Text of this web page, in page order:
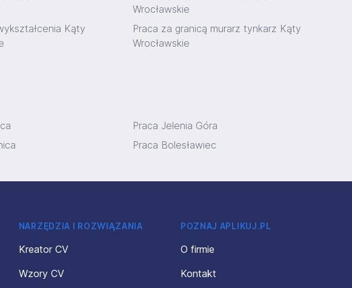
Wrocławskie
Kąty
Praca za granicą murarz tynkarz Kąty
Wrocławskie
Praca Jelenia Góra
Praca Bolesławiec
NARZĘDZIA I ROZWIĄZANIA
Kreator CV
Wzory CV
POZNAJ APLIKUJ.PL
O firmie
Kontakt